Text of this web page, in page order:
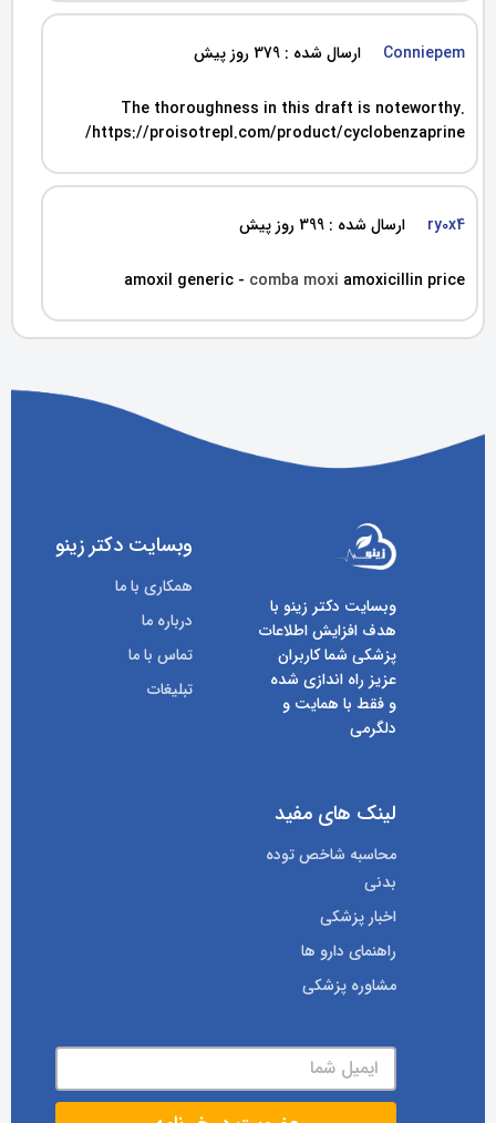
Conniepem ارسال شده : 379 روز پیش
The thoroughness in this draft is noteworthy.
https://proisotrepl.com/product/cyclobenzaprine/
ry0x4 ارسال شده : 399 روز پیش
amoxil generic - comba moxi amoxicillin price
وبسایت دکتر زینو با
هدف افزایش اطلاعات
پزشکی شما کاربران
عزیز راه اندازی شده
و فقط با همایت و
دلگرمی
وبسایت دکتر زینو
همکاری با ما
درباره ما
تماس با ما
تبلیغات
لینک های مفید
محاسبه شاخص توده
بدنی
اخبار پزشکی
راهنمای دارو ها
مشاوره پزشکی